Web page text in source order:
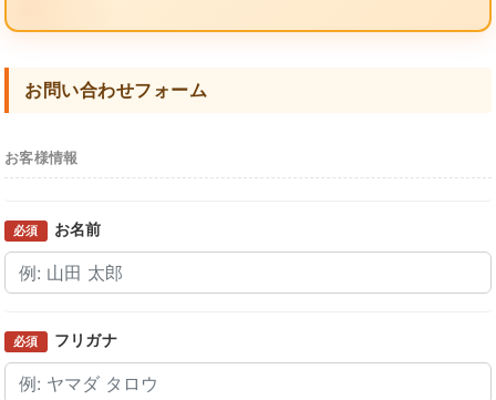
お問い合わせフォーム
お客様情報
必須 お名前
必須 フリガナ